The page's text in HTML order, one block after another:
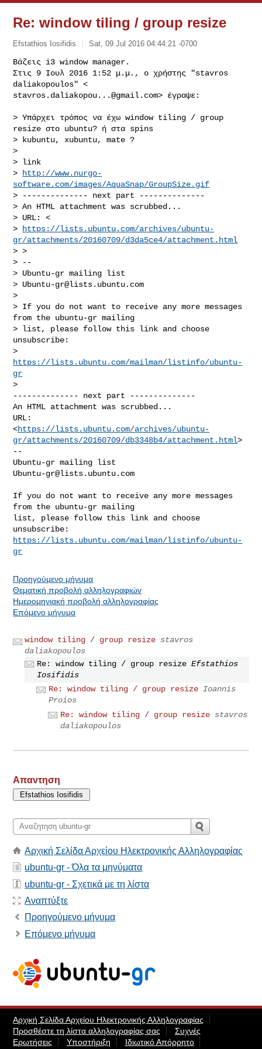
Re: window tiling / group resize
Efstathios Iosifidis Sat, 09 Jul 2016 04:44:21 -0700
Βάζεις i3 window manager.
Στις 9 Ιουλ 2016 1:52 μ.μ., ο χρήστης "stavros
stavros.daliakopou...@gmail.com> έγραψε:
> Υπάρχει τρόπος να έχω window tiling / group
resize στο ubuntu? ή στα spins
> kubuntu, xubuntu, mate ?
>
> link
>
http://www.nurgo-
software.com/images/AquaSnap/GroupSize.gif
> -------------- next part --------------
> An HTML attachment was scrubbed...
> URL: <
>
https://lists.ubuntu.com/archives/ubuntu-
gr/attachments/20160709/d3da5ce4/attachment.html
> >
> --
> Ubuntu-gr mailing list
> Ubuntu-gr@lists.ubuntu.com
>
> If you do not want to receive any more messages
from the ubuntu-gr mailing
> list, please follow this link and choose
unsubscribe:
https://lists.ubuntu.com/mailman/listinfo/ubuntu-
gr
>
-------------- next part --------------
An HTML attachment was scrubbed...
URL:
<https://lists.ubuntu.com/archives/ubuntu-
gr/attachments/20160709/db3348b4/attachment.html>
--
Ubuntu-gr@lists.ubuntu.com
If you do not want to receive any more messages
from the ubuntu-gr mailing
list, please follow this link and choose
https://lists.ubuntu.com/mailman/listinfo/ubuntu-
gr
Προηγούμενο μήνυμα
Θεματική προβολή αλληλογραφιών
Ημερομηνιακή προβολή αλληλογραφίας
Επόμενο μήνυμα
window tiling / group resize stavros
daliakopoulos
Re: window tiling / group resize Efstathios
Iosifidis
Re: window tiling / group resize Ioannis
Proios
Re: window tiling / group resize stavros
daliakopoulos
Απαντηση
Αρχική Σελίδα Αρχείου Ηλεκτρονικής Αλληλογραφίας
ubuntu-gr - Όλα τα μηνύματα
ubuntu-gr - Σχετικά με τη λίστα
Αναπτύξτε
Προηγούμενο μήνυμα
Επόμενο μήνυμα
Αρχική Σελίδα Αρχείου Ηλεκτρονικής Αλληλογραφίας
Προσθέστε τη λίστα αλληλογραφίας σας
Συχνές
Ερωτήσεις
Υποστήριξη
Ιδιωτικό Απόρρητο